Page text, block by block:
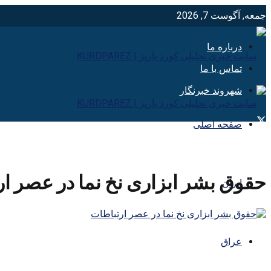
جمعه, آگوست 7, 2026
درباره ما
تماس با ما
شهروند خبرنگار
صفحه اصلی
ایران
عراق
حقوق بشر ابزاری نخ نما در عصر